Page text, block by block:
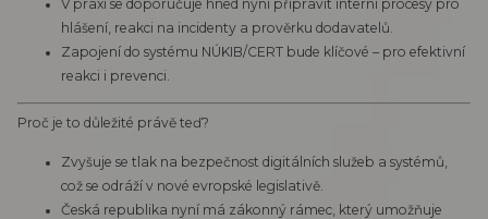
V praxi se doporučuje hned nyní připravit interní procesy pro
hlášení, reakci na incidenty a prověrku dodavatelů.
Zapojení do systému NÚKIB/CERT bude klíčové – pro efektivní
reakci i prevenci.
Proč je to důležité právě teď?
Zvyšuje se tlak na bezpečnost digitálních služeb a systémů,
což se odráží v nové evropské legislativě.
Česká republika nyní má zákonný rámec, který umožňuje